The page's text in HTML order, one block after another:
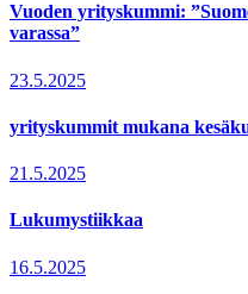
Vuoden yrityskummi:
varassa”
23.5.2025
yrityskummit mukana
21.5.2025
Lukumystiikkaa
16.5.2025